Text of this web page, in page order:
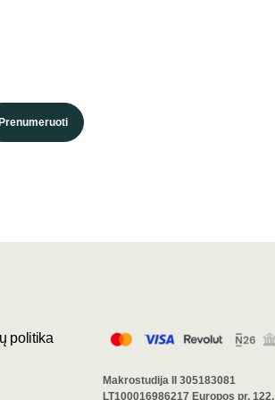
politika
Makrostudija II 305183081
LT100016986217 Europos pr. 122,